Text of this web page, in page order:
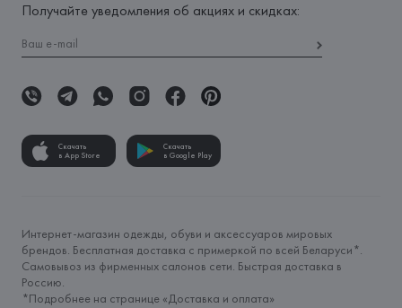
Получайте уведомления об акциях и скидках:
Скачать
в App Store
Скачать
в Google Play
Интернет-магазин одежды, обуви и аксессуаров мировых
брендов. Бесплатная доставка с примеркой по всей Беларуси*.
Самовывоз из фирменных салонов сети. Быстрая доставка в
Россию.
*Подробнее на странице «Доставка и оплата»